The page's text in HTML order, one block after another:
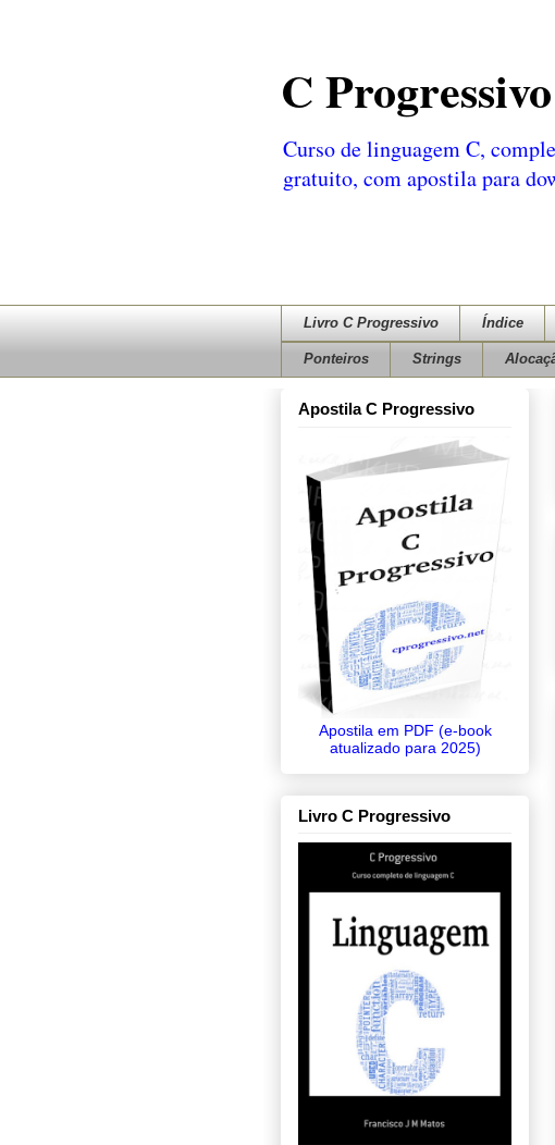
C Progressivo
Curso de linguagem C,
gratuito, com apostila para
Livro C Progressivo Índice
Ponteiros Strings
Apostila C Progressivo
Apostila em PDF (e-book
atualizado para 2025)
Livro C Progressivo